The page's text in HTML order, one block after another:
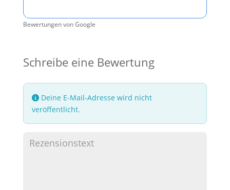
Bewertungen von Google
Schreibe eine Bewertung
Deine E-Mail-Adresse wird nicht
veröffentlicht.